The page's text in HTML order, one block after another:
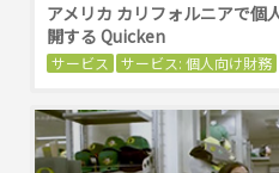
アメリカ カリフォルニアで個
開する Quicken
サービス サービス: 個人向け財務